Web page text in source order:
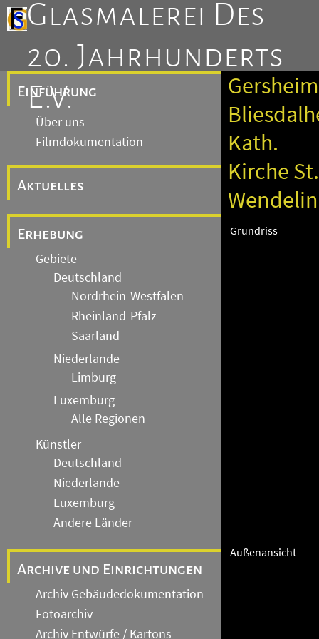
Glasmalerei Des
20. Jahrhunderts
E.V.
Einführung
Über uns
Filmdokumentation
Aktuelles
Erhebung
Gebiete
Deutschland
Nordrhein-Westfalen
Rheinland-Pfalz
Saarland
Niederlande
Limburg
Luxemburg
Alle Regionen
Künstler
Deutschland
Niederlande
Luxemburg
Andere Länder
Archive und Einrichtungen
Archiv Gebäudedokumentation
Fotoarchiv
Archiv Entwürfe / Kartons
Kath.
Kirche St.
Grundriss
Außenansicht